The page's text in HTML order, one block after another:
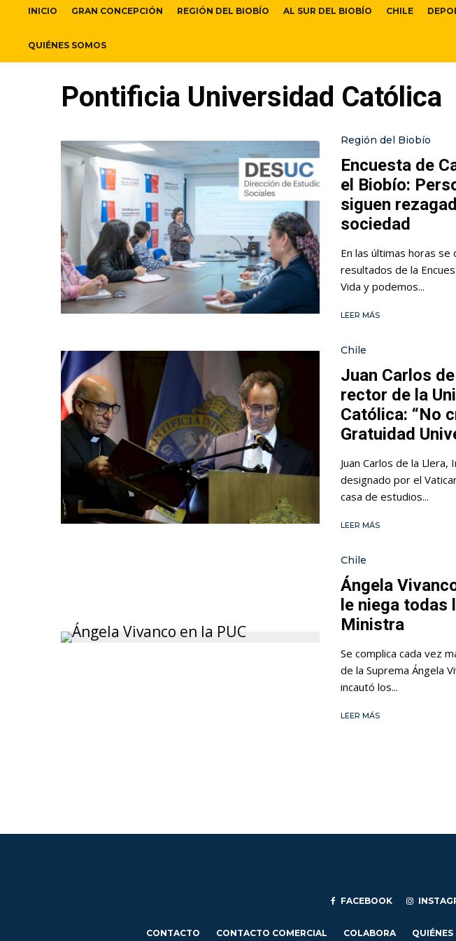
INICIO GRAN CONCEPCIÓN REGIÓN DEL BIOBÍO AL SUR DEL BIOBÍO CHILE
QUIÉNES SOMOS
Pontificia Universidad Católica
Región del Biobío
Encuesta de
el Biobío:
siguen
sociedad
En las últimas horas se
resultados de la
Vida y podemos...
LEER MÁS
Chile
Juan Carlos
rector de la
Católica: “No
Gratuidad
Juan Carlos de la
designado por el
casa de estudios...
LEER MÁS
Chile
Ángela
le niega todas
Ministra
Se complica cada vez
de la Suprema Ángela
incautó los...
LEER MÁS
FACEBOOK
CONTACTO CONTACTO COMERCIAL COLABORA QUIÉNES